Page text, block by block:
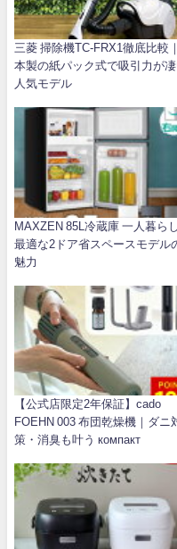
三菱 掃除機TC-FRX1徹底比較
本製の紙パック式で吸引力が
人気モデル
MAXZEN 85L冷蔵庫 一人暮ら
最適な2ドア省スペースモデル
魅力
【公式店限定2年保証】cado
FOEHN 003 布団乾燥機｜ダニ
策・消臭も叶う компакт